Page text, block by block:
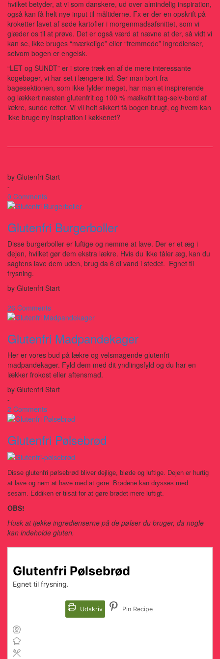
hvilket betyder, at vi som danskere, ud over almindelig inspiration,
også kan få helt nye input til måltiderne. Fx er der en opskrift på
kroketter lavet af søde kartofler i morgenmadsafsnittet, som vi
glæder os til at prøve. Det er også værd at nævne at der, så vidt vi
kan se, ikke bruges “mærkelige” eller “fremmede” ingredienser,
selvom bogen er engelsk.
“LET og SUNDT” er i store træk en af de mere interessante
kogebøger, vi har set i længere tid. Ser man bort fra
bagesektionen, som ikke fylder meget, har man et inspirerende
og lækkert næsten glutenfrit og 100 % mælkefrit tag-selv-bord af
lækre, sunde retter. Vi vil helt sikkert få bogen brugt, og hvem kan
ikke bruge ny inspiration i køkkenet?
by Glutenfri Start
-
0 Comments
Glutenfri Burgerboller
Disse burgerboller er luftige og nemme at lave. Der er et æg i
dejen, hvilket gør dem ekstra lækre. Hvis du ikke tåler æg, kan du
sagtens lave dem uden, brug da 6 dl vand i stedet. Egnet til
frysning.
by Glutenfri Start
-
26 Comments
Glutenfri Madpandekager
Her er vores bud på lækre og velsmagende glutenfri
madpandekager. Fyld dem med dit yndlingsfyld og du har en
lækker frokost eller aftensmad.
by Glutenfri Start
-
2 Comments
Glutenfri Pølsebrød
Disse glutenfri pølsebrød bliver dejlige, bløde og luftige. Dejen er hurtig
at lave og nem at have med at gøre. Brødene kan drysses med
sesam.
Eddiken er tilsat for at gøre brødet mere luftigt.
OBS!
Husk at tjekke ingredienserne på de pølser du bruger, da nogle
kan indeholde gluten.
Glutenfri Pølsebrød
Egnet til frysning.
Udskriv Pin Recipe